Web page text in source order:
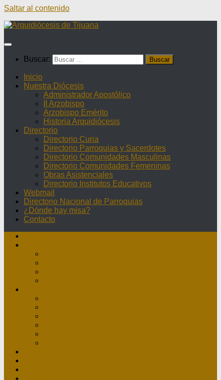
Saltar al contenido
Buscar:
Inicio
Nuestra Diócesis
Administrador Apostólico
II Arzobispo
Arzobispo Emérito
Historia Arquidiócesis
Directorio
Directorio Curia
Directorio Parroquias y Sacerdotes
Directorio Comunidades Masculinas
Directorio Comunidades Femeninas
Obras Asistenciales
Directorio Institutos Educativos
Webmail
Directorio Nacional de Parroquias
¿Dónde hay misa?
Contacto